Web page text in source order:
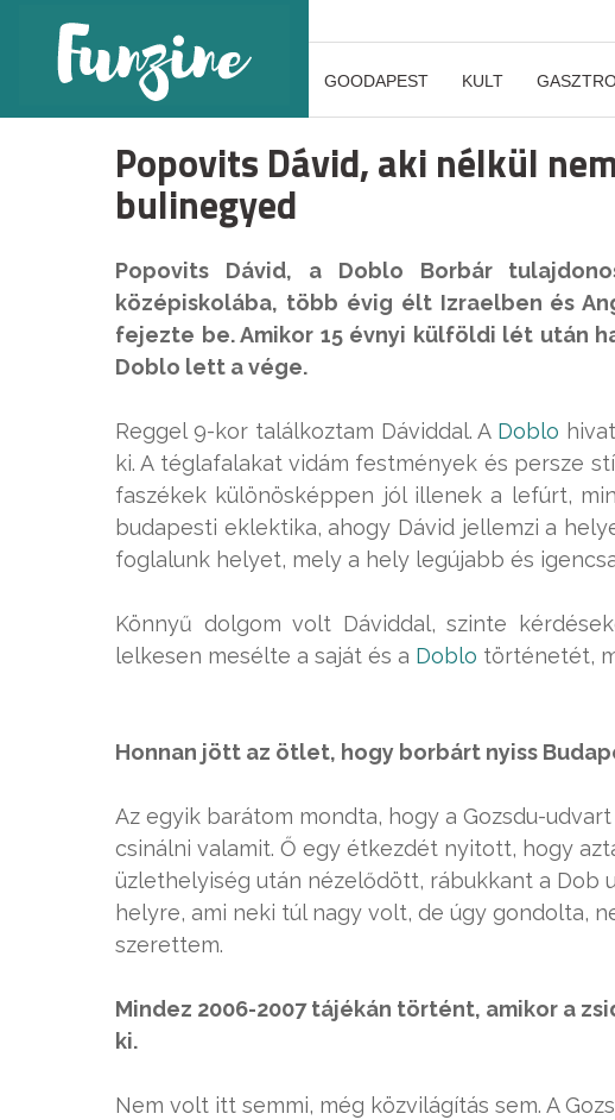
GOODAPEST KULT
Popovits Dávid, aki nélkül
bulinegyed
Popovits Dávid, a Doblo Borbár
középiskolába, több évig élt Izraelben és
fejezte be. Amikor 15 évnyi külföldi lét után
Doblo lett a vége.
Reggel 9-kor találkoztam Dáviddal. A Doblo
ki. A téglafalakat vidám festmények és persze
faszékek különösképpen jól illenek a lefúrt,
budapesti eklektika, ahogy Dávid jellemzi a
foglalunk helyet, mely a hely legújabb és
Könnyű dolgom volt Dáviddal, szinte
lelkesen mesélte a saját és a Doblo történetét,
Honnan jött az ötlet, hogy borbárt nyiss
Az egyik barátom mondta, hogy a Gozsdu-
csinálni valamit. Ő egy étkezdét nyitott, hogy
üzlethelyiség után nézelődött, rábukkant a Dob
helyre, ami neki túl nagy volt, de úgy gondolta,
szerettem.
Mindez 2006-2007 tájékán történt, amikor a
ki.
Nem volt itt semmi, még közvilágítás sem. A